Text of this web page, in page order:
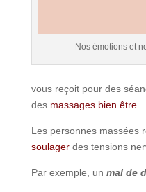
Nos émotions et
vous reçoit pour des
des massages bien être.
Les personnes massées
soulagerdes tensions
Par exemple, un mal de